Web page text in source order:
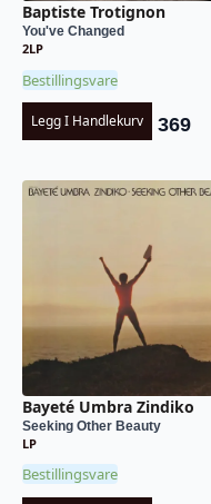
Baptiste Trotignon
You've Changed
2LP
Bestillingsvare
Legg I Handlekurv 369
Bayeté Umbra Zindiko
Seeking Other Beauty
LP
Bestillingsvare